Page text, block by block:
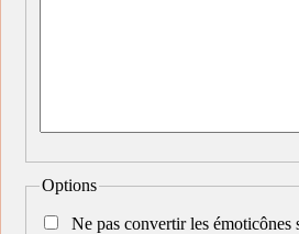
Options
Ne pas convertir les émoticônes